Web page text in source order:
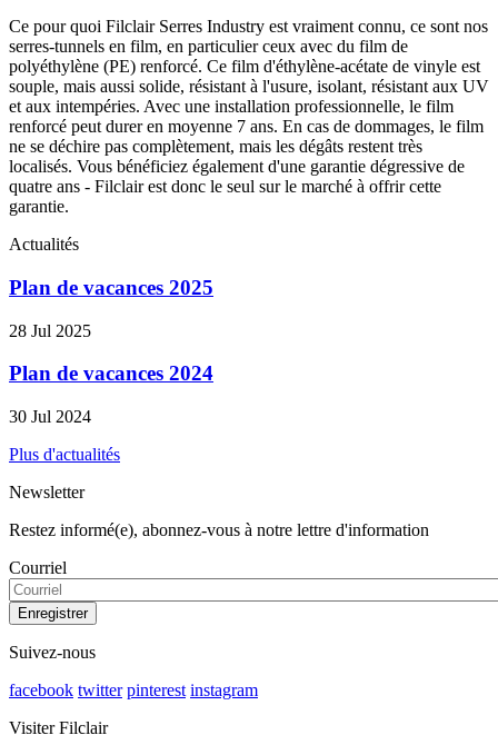
Ce pour quoi Filclair Serres Industry est vraiment connu, ce sont nos
serres-tunnels en film, en particulier ceux avec du film de
polyéthylène (PE) renforcé. Ce film d'éthylène-acétate de vinyle est
souple, mais aussi solide, résistant à l'usure, isolant, résistant aux UV
et aux intempéries. Avec une installation professionnelle, le film
renforcé peut durer en moyenne 7 ans. En cas de dommages, le film
ne se déchire pas complètement, mais les dégâts restent très
localisés. Vous bénéficiez également d'une garantie dégressive de
quatre ans - Filclair est donc le seul sur le marché à offrir cette
garantie.
Actualités
Plan de vacances 2025
28 Jul 2025
Plan de vacances 2024
30 Jul 2024
Plus d'actualités
Newsletter
Restez informé(e), abonnez-vous à notre lettre d'information
Courriel
Suivez-nous
facebook twitter pinterest instagram
Visiter Filclair